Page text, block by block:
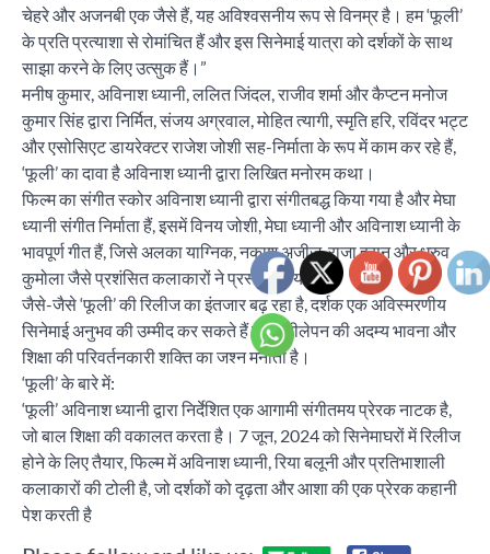
चेहरे और अजनबी एक जैसे हैं, यह अविश्वसनीय रूप से विनम्र है। हम ‘फूली’
के प्रति प्रत्याशा से रोमांचित हैं और इस सिनेमाई यात्रा को दर्शकों के साथ
साझा करने के लिए उत्सुक हैं।”
मनीष कुमार, अविनाश ध्यानी, ललित जिंदल, राजीव शर्मा और कैप्टन मनोज
कुमार सिंह द्वारा निर्मित, संजय अग्रवाल, मोहित त्यागी, स्मृति हरि, रविंदर भट्ट
और एसोसिएट डायरेक्टर राजेश जोशी सह-निर्माता के रूप में काम कर रहे हैं,
‘फूली’ का दावा है अविनाश ध्यानी द्वारा लिखित मनोरम कथा।
फिल्म का संगीत स्कोर अविनाश ध्यानी द्वारा संगीतबद्ध किया गया है और मेघा
ध्यानी संगीत निर्माता हैं, इसमें विनय जोशी, मेघा ध्यानी और अविनाश ध्यानी के
भावपूर्ण गीत हैं, जिसे अलका याग्निक, नकाश अजीज, राजा हसन और ध्रुव
कुमोला जैसे प्रशंसित कलाकारों ने प्रस्तुत किया है। .
जैसे-जैसे ‘फूली’ की रिलीज का इंतजार बढ़ रहा है, दर्शक एक अविस्मरणीय
सिनेमाई अनुभव की उम्मीद कर सकते हैं जो लचीलेपन की अदम्य भावना और
शिक्षा की परिवर्तनकारी शक्ति का जश्न मनाता है।
‘फूली’ के बारे में:
‘फूली’ अविनाश ध्यानी द्वारा निर्देशित एक आगामी संगीतमय प्रेरक नाटक है,
जो बाल शिक्षा की वकालत करता है। 7 जून, 2024 को सिनेमाघरों में रिलीज
होने के लिए तैयार, फिल्म में अविनाश ध्यानी, रिया बलूनी और प्रतिभाशाली
कलाकारों की टोली है, जो दर्शकों को दृढ़ता और आशा की एक प्रेरक कहानी
पेश करती है